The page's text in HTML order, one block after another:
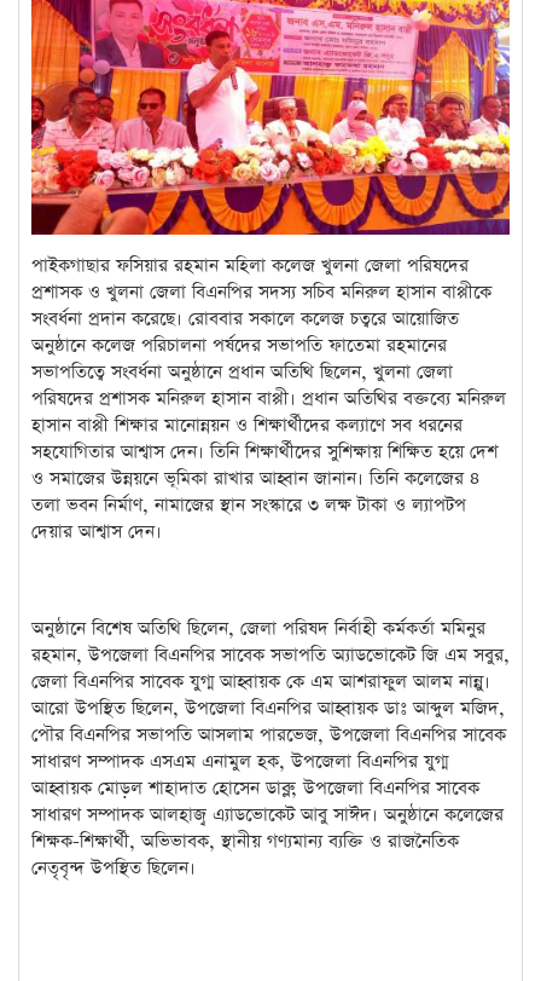
পাইকগাছার ফসিয়ার রহমান মহিলা কলেজ খুলনা জেলা পরিষদের
প্রশাসক ও খুলনা জেলা বিএনপির সদস্য সচিব মনিরুল হাসান বাপ্পীকে
সংবর্ধনা প্রদান করেছে। রোববার সকালে কলেজ চত্বরে আয়োজিত
অনুষ্ঠানে কলেজ পরিচালনা পর্ষদের সভাপতি ফাতেমা রহমানের
সভাপতিত্বে সংবর্ধনা অনুষ্ঠানে প্রধান অতিথি ছিলেন, খুলনা জেলা
পরিষদের প্রশাসকমনিরুল হাসান বাপ্পী। প্রধান অতিথির বক্তব্যে মনিরুল
হাসান বাপ্পী শিক্ষার মানোন্নয়ন ও শিক্ষার্থীদের কল্যাণে সব ধরনের
সহযোগিতার আশ্বাস দেন। তিনি শিক্ষার্থীদের সুশিক্ষায় শিক্ষিত হয়ে দেশ
ও সমাজের উন্নয়নে ভূমিকা রাখার আহ্বান জানান। তিনি কলেজের ৪
তলা ভবন নির্মাণ, নামাজের স্থান সংস্কারে ৩ লক্ষ টাকা ও ল্যাপটপ
দেয়ার আশ্বাস দেন।
অনুষ্ঠানেবিশেষ অতিথি ছিলেন, জেলা পরিষদ নির্বাহী কর্মকর্তা মমিনুর
রহমান, উপজেলা বিএনপির সাবেক সভাপতি অ্যাডভোকেট জি এম সবুর,
জেলা বিএনপির সাবেক যুগ্ম আহ্বায়ক কে এম আশরাফুল আলম নান্নু।
আরো উপস্থিত ছিলেন, উপজেলা বিএনপির আহ্বায়ক ডাঃ আব্দুল মজিদ,
পৌর বিএনপির সভাপতি আসলাম পারভেজ, উপজেলা বিএনপির সাবেক
সাধারণ সম্পাদক এসএম এনামুল হক, উপজেলা বিএনপির যুগ্ম
আহ্বায়ক মোড়ল শাহাদাত হোসেন ডাব্লু, উপজেলা বিএনপির সাবেক
সাধারণ সম্পাদক আলহাজ্ব এ্যাডভোকেট আবু সাঈদ। অনুষ্ঠানে কলেজের
শিক্ষক-শিক্ষার্থী, অভিভাবক, স্থানীয় গণ্যমান্য ব্যক্তি ও রাজনৈতিক
নেতৃবৃন্দ উপস্থিত ছিলেন।